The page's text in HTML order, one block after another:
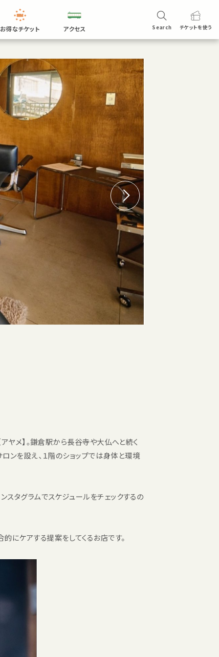
お得なチケット アクセス Search チケットを使う
ヤメ】。鎌倉駅から長谷寺や大仏へと続く
ンを設え、１階のショップでは身体と環境
スタグラムでスケジュールをチェックするの
にケアする提案をしてくるお店です。